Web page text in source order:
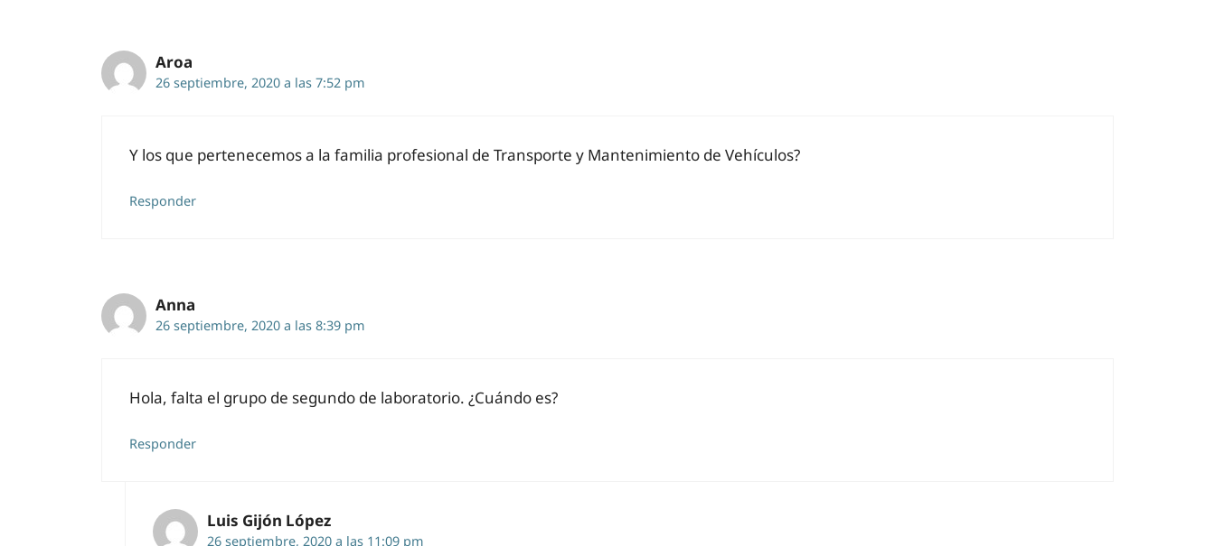
Aroa
26 septiembre, 2020 a las 7:52 pm
Y los que pertenecemos a la familia profesional de Transporte y Mantenimiento de Vehículos?
Responder
Anna
26 septiembre, 2020 a las 8:39 pm
Hola, falta el grupo de segundo de laboratorio. ¿Cuándo es?
Responder
Luis Gijón López
26 septiembre, 2020 a las 11:09 pm